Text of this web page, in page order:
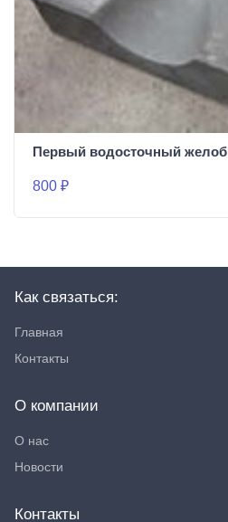
Первый водосточный желоб
800 ₽
Как связаться:
Главная
Контакты
О компании
О нас
Новости
Контакты